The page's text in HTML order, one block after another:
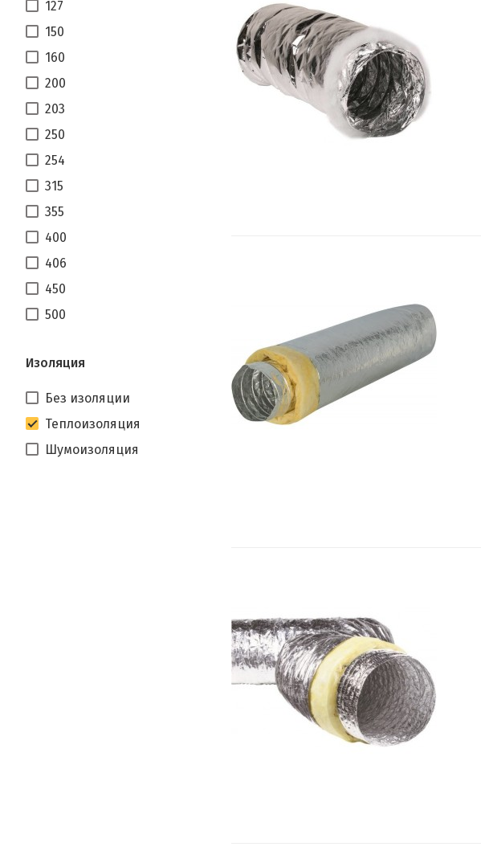
127
150
160
200
203
250
254
315
355
400
406
450
500
Изоляция
Без изоляции
Теплоизоляция
Шумоизоляция